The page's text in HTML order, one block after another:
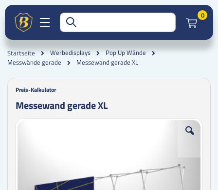
0
Startseite Werbedisplays
Pop Up Wände
Messwände gerade
Messewand gerade XL
Preis-Kalkulator
Messewand gerade XL
Zum
Zum